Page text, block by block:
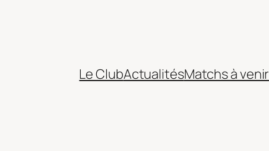
Le ClubActualitésMatchs à venir